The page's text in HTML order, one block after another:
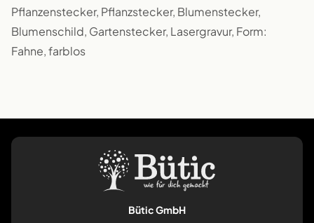
Pflanzenstecker, Pflanzstecker, Blumenstecker,
Blumenschild, Gartenstecker, Lasergravur, Form:
Fahne, farblos
Bütic GmbH